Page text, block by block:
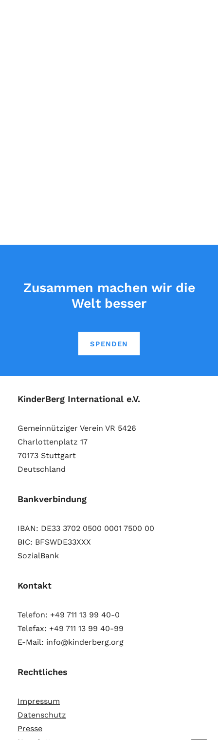
Zusammen machen wir die
Welt besser
SPENDEN
KinderBerg International e.V.
Gemeinnütziger Verein VR 5426
Charlottenplatz 17
70173 Stuttgart
Deutschland
Bankverbindung
IBAN: DE33 3702 0500 0001 7500 00
BIC: BFSWDE33XXX
SozialBank
Kontakt
Telefon: +49 711 13 99 40-0
Telefax: +49 711 13 99 40-99
E-Mail: info@kinderberg.org
Rechtliches
Impressum
Datenschutz
Presse